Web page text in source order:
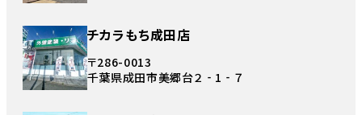
チカラもち成田店
〒286-0013
千葉県成田市美郷台２‐1‐７